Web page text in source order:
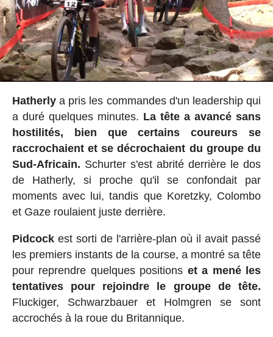
Hatherlya pris les commandes d'un leadership qui
a duré quelques minutes. La tête a avancé sans
hostilités, bien que certains coureurs se
raccrochaient et se décrochaient du groupe du
Sud-Africain. Schurter s'est abrité derrière le dos
de Hatherly, si proche qu'il se confondait par
moments avec lui, tandis que Koretzky, Colombo
et Gaze roulaient juste derrière.
Pidcockest sorti de l'arrière-plan où il avait passé
les premiers instants de la course, a montré sa tête
pour reprendre quelques positions et a mené les
tentatives pour rejoindre le groupe de tête.
Fluckiger, Schwarzbauer et Holmgren se sont
accrochés à la roue du Britannique.